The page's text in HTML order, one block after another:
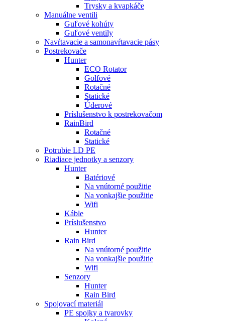
Trysky a kvapkáče
Manuálne ventili
Guľové kohúty
Guľové ventily
Navŕtavacie a samonavŕtavacie pásy
Postrekovače
Hunter
ECO Rotator
Golfové
Rotačné
Statické
Úderové
Príslušenstvo k postrekovačom
RainBird
Rotačné
Statické
Potrubie LD PE
Riadiace jednotky a senzory
Hunter
Batériové
Na vnútorné použitie
Na vonkajšie použitie
Wifi
Káble
Príslušenstvo
Hunter
Rain Bird
Na vnútorné použitie
Na vonkajšie použitie
Wifi
Senzory
Hunter
Rain Bird
Spojovací materiál
PE spojky a tvarovky